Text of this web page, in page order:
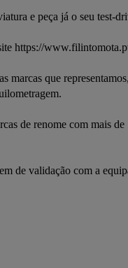
e peça já o seu test-
de validação com a